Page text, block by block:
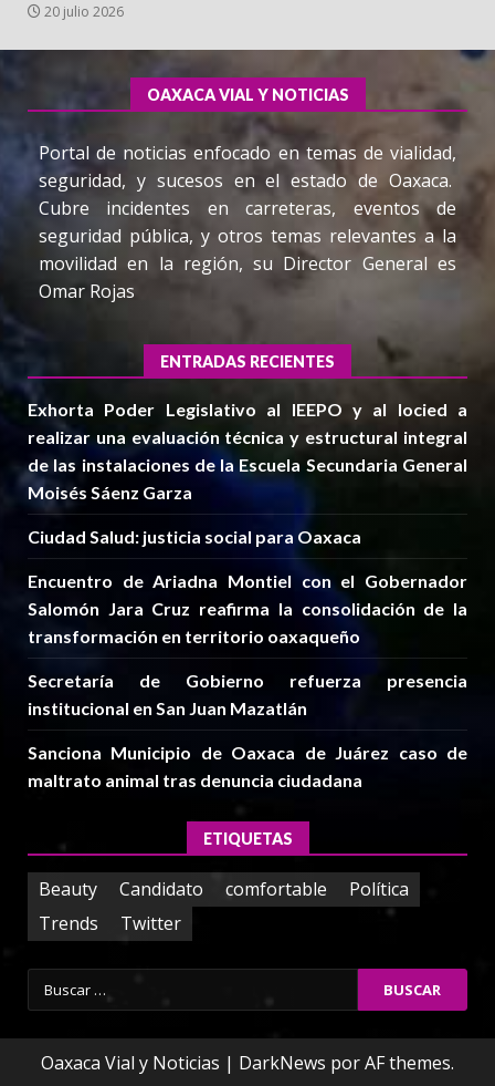
20 julio 2026
OAXACA VIAL Y NOTICIAS
Portal de noticias enfocado en temas de vialidad,
seguridad, y sucesos en el estado de Oaxaca.
Cubre incidentes en carreteras, eventos de
seguridad pública, y otros temas relevantes a la
movilidad en la región, su Director General es
Omar Rojas
ENTRADAS RECIENTES
Exhorta Poder Legislativo al IEEPO y al Iocied a
realizar una evaluación técnica y estructural integral
de las instalaciones de la Escuela Secundaria General
Moisés Sáenz Garza
Ciudad Salud: justicia social para Oaxaca
Encuentro de Ariadna Montiel con el Gobernador
Salomón Jara Cruz reafirma la consolidación de la
transformación en territorio oaxaqueño
Secretaría de Gobierno refuerza presencia
institucional en San Juan Mazatlán
Sanciona Municipio de Oaxaca de Juárez caso de
maltrato animal tras denuncia ciudadana
ETIQUETAS
Beauty Candidato comfortable
Política
Trends
Twitter
Buscar:
Oaxaca Vial y Noticias | DarkNews por AF themes.